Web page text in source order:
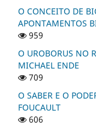
O CONCEITO DE
APONTAMENTOS
959
O UROBORUS NO
MICHAEL ENDE
709
O SABER E O
FOUCAULT
606